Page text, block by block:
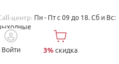
центр: Пн - Пт с 09 до 18. Сб и Вс:
Войти 3%скидка